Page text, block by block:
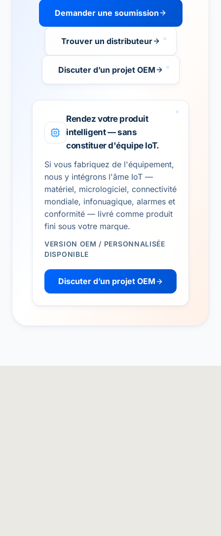
Demander une soumission
Trouver un distributeur
Discuter d’un projet OEM
Rendez votre produit
intelligent — sans
constituer d'équipe IoT.
Si vous fabriquez de l'équipement,
nous y intégrons l'âme IoT —
matériel, micrologiciel, connectivité
mondiale, infonuagique, alarmes et
conformité — livré comme produit
fini sous votre marque.
VERSION OEM / PERSONNALISÉE
DISPONIBLE
Discuter d’un projet OEM